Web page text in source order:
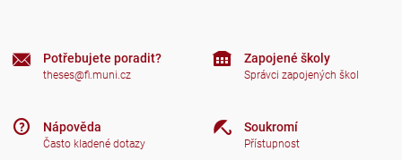
Potřebujete poradit?
theses@fi.muni.cz
Nápověda
Často kladené dotazy
Zapojené školy
Správci zapojených škol
Soukromí
Přístupnost